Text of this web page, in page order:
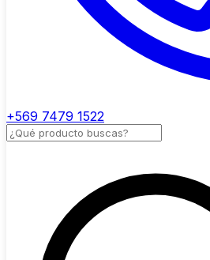
+569 7479 1522
Buscar productos